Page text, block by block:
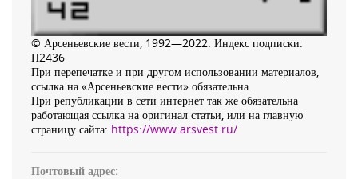
© Арсеньевские вести, 1992—2022. Индекс подписки:
П2436
При перепечатке и при другом использовании материалов,
ссылка на «Арсеньевские вести» обязательна.
При републикации в сети интернет так же обязательна
работающая ссылка на оригинал статьи, или на главную
страницу сайта: https://www.arsvest.ru/
Почтовый адрес: